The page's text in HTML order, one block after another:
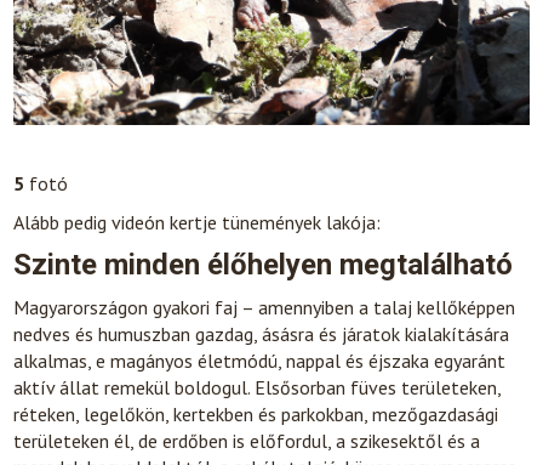
5 fotó
Alább pedig videón kertje tünemények lakója:
Szinte minden élőhelyen megtalálható
Magyarországon gyakori faj – amennyiben a talaj kellőképpen
nedves és humuszban gazdag, ásásra és járatok kialakítására
alkalmas, e magányos életmódú, nappal és éjszaka egyaránt
aktív állat remekül boldogul. Elsősorban füves területeken,
réteken, legelőkön, kertekben és parkokban, mezőgazdasági
területeken él, de erdőben is előfordul, a szikesektől és a